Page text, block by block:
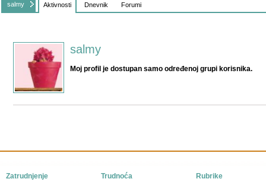
salmy Aktivnosti Dnevnik Forumi
salmy
Moj profil je dostupan samo određenoj grupi korisnika.
Zatrudnjenje
Trudnoća
Rubrike